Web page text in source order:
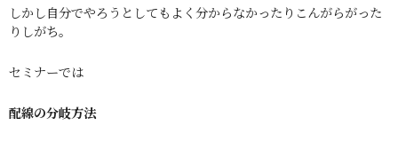
しかし自分でやろうとしてもよく分からなかったりこんがらがった
りしがち。
セミナーでは
配線の分岐方法